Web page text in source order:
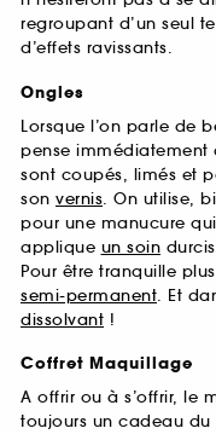
regroupant d’un seul
d’effets ravissants.
Ongles
Lorsque l’on parle de
pense immédiatement
sont coupés, limés et
son vernis. On utilise,
pour une manucure
applique un soin
Pour être tranquille
semi-permanent. Et
dissolvant !
Coffret Maquillage
A offrir ou à s’offrir, le
toujours un cadeau du